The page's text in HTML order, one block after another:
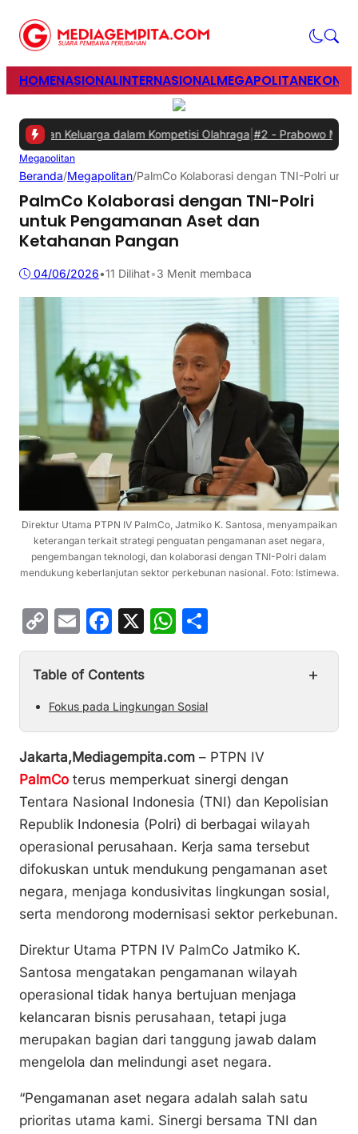
HOMENASIONALINTERNASIONALMEGAPOLITAN
Keluarga dalam Kompetisi Olahraga|#2 -Prabowo Minta
Megapolitan
Beranda/Megapolitan/PalmCo Kolaborasi dengan TNI-Polri
PalmCo Kolaborasi dengan TNI-Polri
untuk Pengamanan Aset dan
Ketahanan Pangan
04/06/2026•11 Dilihat•3 Menit membaca
Direktur Utama PTPN IV PalmCo, Jatmiko K. Santosa, menyampaikan
keterangan terkait strategi penguatan pengamanan aset negara,
pengembangan teknologi, dan kolaborasi dengan TNI-Polri dalam
mendukung keberlanjutan sektor perkebunan nasional. Foto: Istimewa.
C
o
p
y
Li
n
k
E
m
ai
l
F
a
c
e
b
o
o
k
X
W
h
s
A
p
p
h
Table of Contents +
Fokus pada Lingkungan Sosial
Jakarta,Mediagempita.com – PTPN IV
PalmCo terus memperkuat sinergi dengan
Tentara Nasional Indonesia (TNI) dan Kepolisian
Republik Indonesia (Polri) di berbagai wilayah
operasional perusahaan. Kerja sama tersebut
difokuskan untuk mendukung pengamanan aset
negara, menjaga kondusivitas lingkungan sosial,
serta mendorong modernisasi sektor perkebunan.
Direktur Utama PTPN IV PalmCo Jatmiko K.
Santosa mengatakan pengamanan wilayah
operasional tidak hanya bertujuan menjaga
kelancaran bisnis perusahaan, tetapi juga
merupakan bagian dari tanggung jawab dalam
mengelola dan melindungi aset negara.
“Pengamanan aset negara adalah salah satu
prioritas utama kami. Sinergi bersama TNI dan